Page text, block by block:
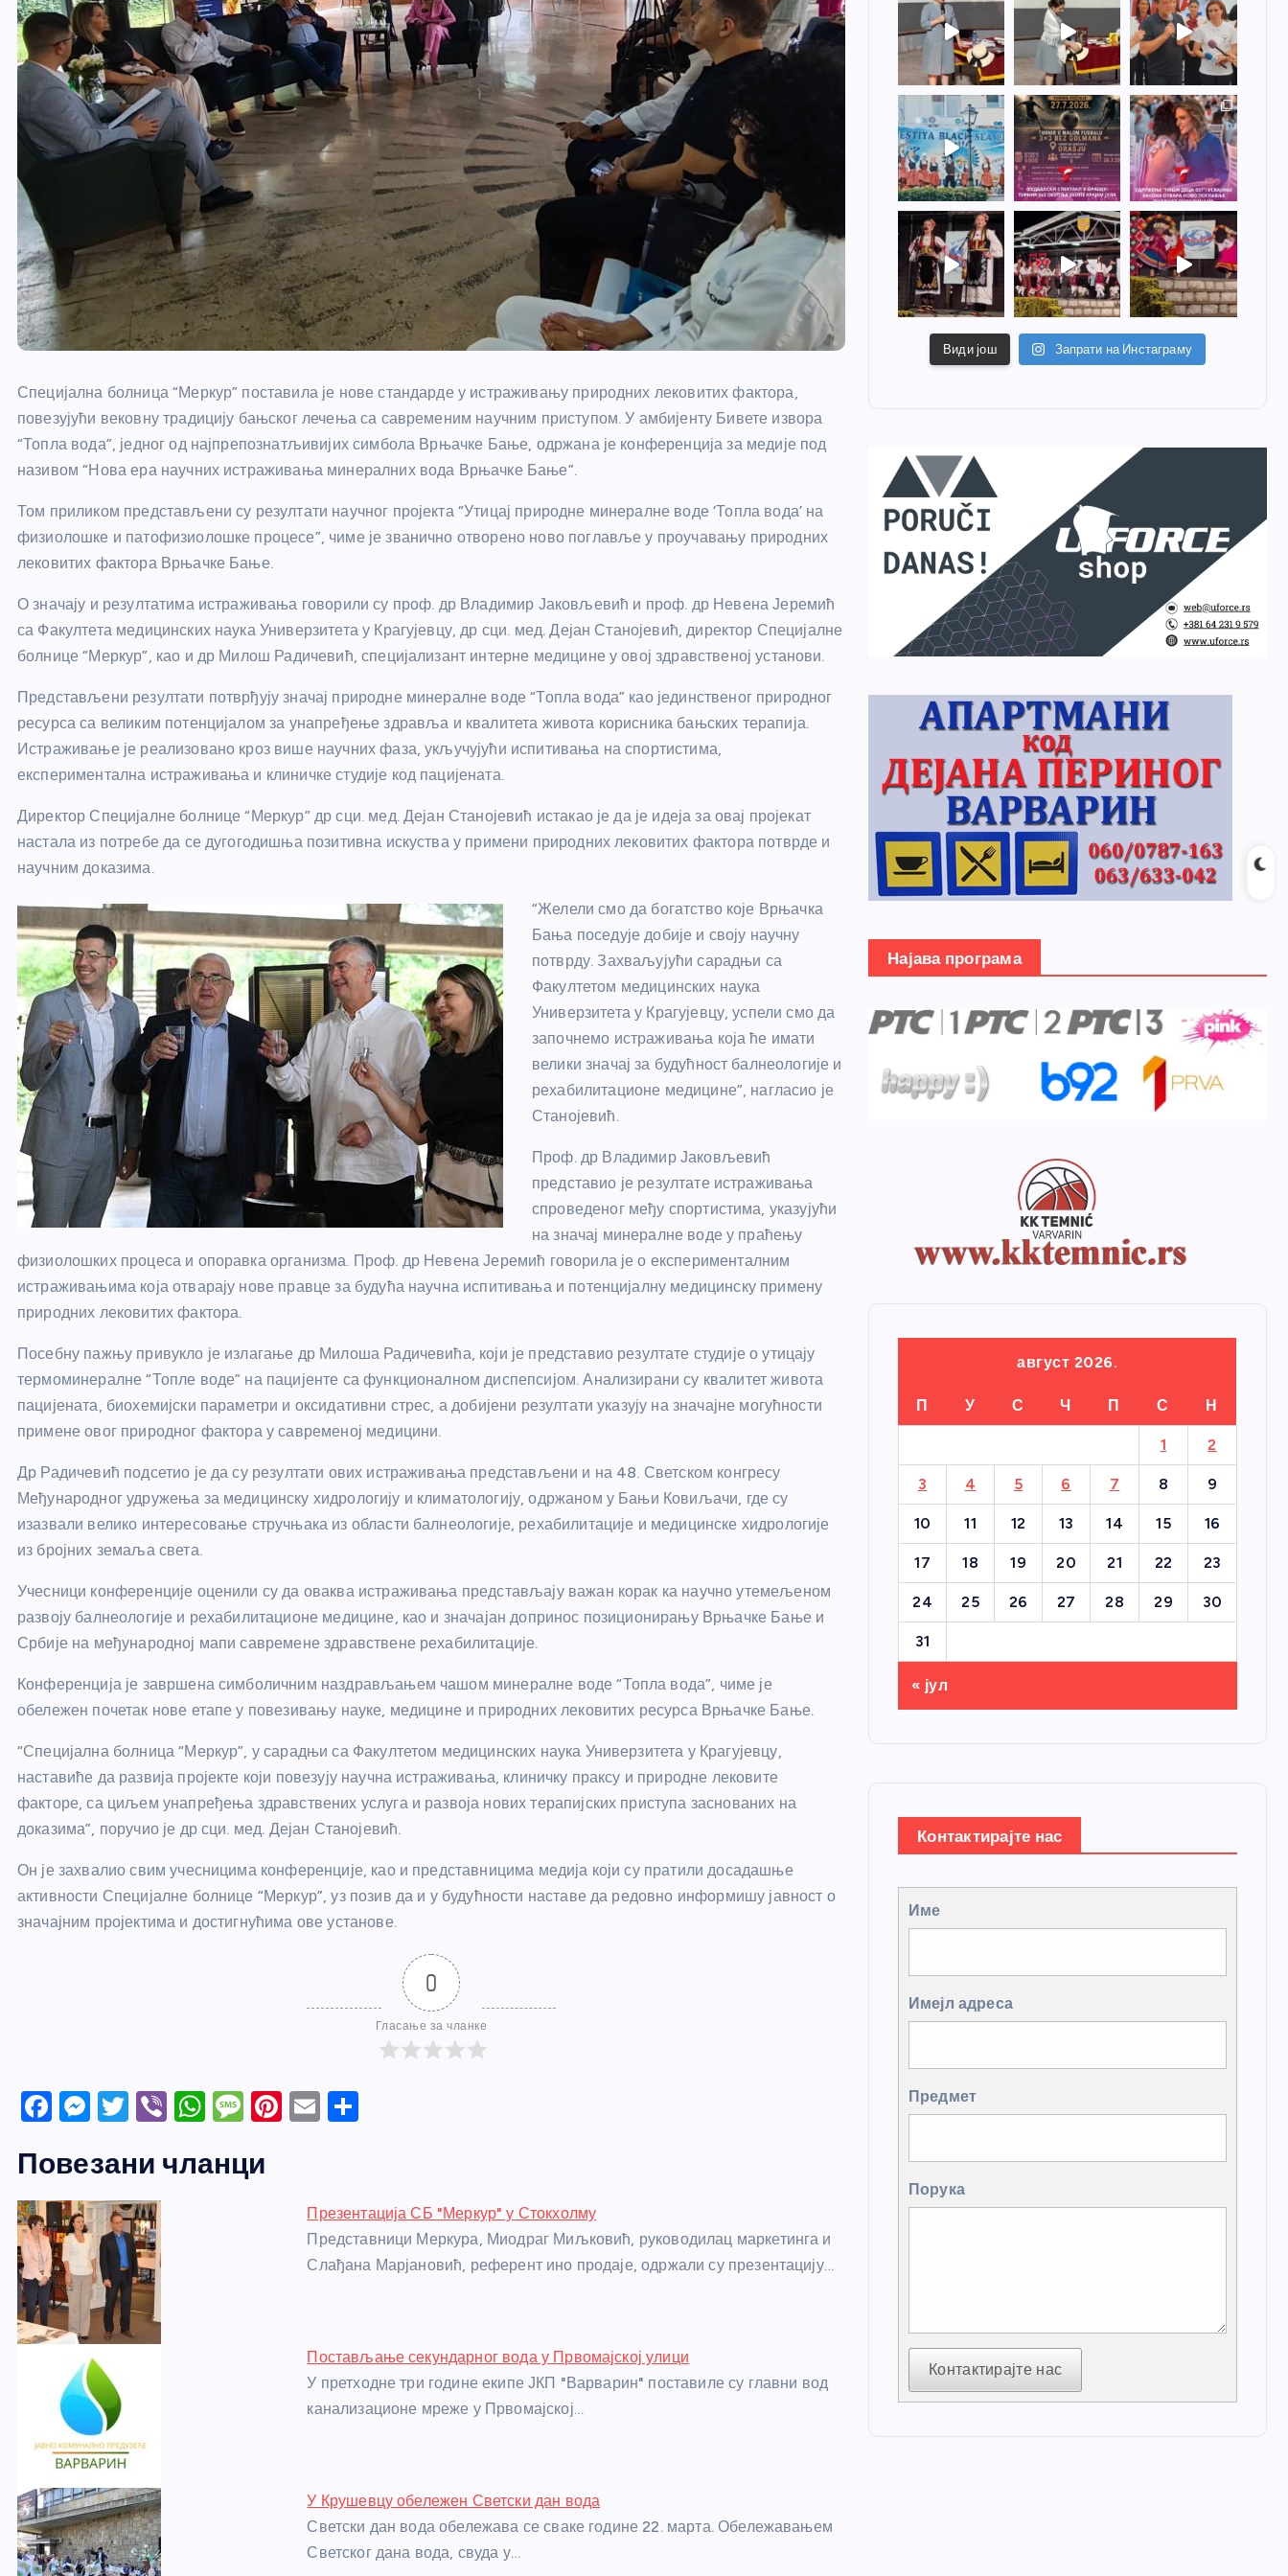
Специјална болница “Меркур” поставила је нове стандарде у истраживању природних лековитих фактора,
повезујући вековну традицију бањског лечења са савременим научним приступом. У амбијенту Бивете извора
“Топла вода”, једног од најпрепознатљивијих симбола Врњачке Бање, одржана је конференција за медије под
називом “Нова ера научних истраживања минералних вода Врњачке Бање”.
Том приликом представљени су резултати научног пројекта “Утицај природне минералне воде ‘Топла вода’ на
физиолошке и патофизиолошке процесе”, чиме је званично отворено ново поглавље у проучавању природних
лековитих фактора Врњачке Бање.
О значају и резултатима истраживања говорили су проф. др Владимир Јаковљевић и проф. др Невена Јеремић
са Факултета медицинских наука Универзитета у Крагујевцу, др сци. мед. Дејан Станојевић, директор Специјалне
болнице “Меркур”, као и др Милош Радичевић, специјализант интерне медицине у овој здравственој установи.
Представљени резултати потврђују значај природне минералне воде “Топла вода” као јединственог природног
ресурса са великим потенцијалом за унапређење здравља и квалитета живота корисника бањских терапија.
Истраживање је реализовано кроз више научних фаза, укључујући испитивања на спортистима,
експериментална истраживања и клиничке студије код пацијената.
Директор Специјалне болнице “Меркур” др сци. мед. Дејан Станојевић истакао је да је идеја за овај пројекат
настала из потребе да се дугогодишња позитивна искуства у примени природних лековитих фактора потврде и
научним доказима.
“Желели смо да богатство које Врњачка
Бања поседује добије и своју научну
потврду. Захваљујући сарадњи са
Факултетом медицинских наука
Универзитета у Крагујевцу, успели смо да
започнемо истраживања која ће имати
велики значај за будућност балнеологије и
рехабилитационе медицине”, нагласио је
Станојевић.
Проф. др Владимир Јаковљевић
представио је резултате истраживања
спроведеног међу спортистима, указујући
на значај минералне воде у праћењу
физиолошких процеса и опоравка организма. Проф. др Невена Јеремић говорила је о експерименталним
истраживањима која отварају нове правце за будућа научна испитивања и потенцијалну медицинску примену
природних лековитих фактора.
Посебну пажњу привукло је излагање др Милоша Радичевића, који је представио резултате студије о утицају
термоминералне “Топле воде” на пацијенте са функционалном диспепсијом. Анализирани су квалитет живота
пацијената, биохемијски параметри и оксидативни стрес, а добијени резултати указују на значајне могућности
примене овог природног фактора у савременој медицини.
Др Радичевић подсетио је да су резултати ових истраживања представљени и на 48. Светском конгресу
Међународног удружења за медицинску хидрологију и климатологију, одржаном у Бањи Ковиљачи, где су
изазвали велико интересовање стручњака из области балнеологије, рехабилитације и медицинске хидрологије
из бројних земаља света.
Учесници конференције оценили су да оваква истраживања представљају важан корак ка научно утемељеном
развоју балнеологије и рехабилитационе медицине, као и значајан допринос позиционирању Врњачке Бање и
Србије на међународној мапи савремене здравствене рехабилитације.
Конференција је завршена симболичним наздрављањем чашом минералне воде “Топла вода”, чиме је
обележен почетак нове етапе у повезивању науке, медицине и природних лековитих ресурса Врњачке Бање.
“Специјална болница “Меркур”, у сарадњи са Факултетом медицинских наука Универзитета у Крагујевцу,
наставиће да развија пројекте који повезују научна истраживања, клиничку праксу и природне лековите
факторе, са циљем унапређења здравствених услуга и развоја нових терапијских приступа заснованих на
доказима”, поручио је др сци. мед. Дејан Станојевић.
Он је захвалио свим учесницима конференције, као и представницима медија који су пратили досадашње
активности Специјалне болнице “Меркур”, уз позив да и у будућности наставе да редовно информишу јавност о
значајним пројектима и достигнућима ове установе.
0
Гласање за чланке
F
c
e
b
o
o
k
M
ss
e
n
g
er
T
itt
er
Vi
er
W
at
M
ss
Pi
st
E
Повезани чланци
Презентација СБ "Меркур" у Стокхолму
Представници Меркура, Миодраг Миљковић, руководилац маркетинга и
Слађана Марјановић, референт ино продаје, одржали су презентацију…
Постављање секундарног вода у Првомајској улици
У претходне три године екипе ЈКП "Варварин" поставиле су главни вод
канализационе мреже у Првомајској…
У Крушевцу обележен Светски дан вода
Светски дан вода обележава се сваке године 22. марта. Обележавањем
Светског дана вода, свуда у…
Види још Запрати на Инстаграму
Најава програма
август 2026.
П У С Ч П С Н
1 2
3 4 5 6 7 8 9
10 11 12 13 14 15 16
17 18 19 20 21 22 23
24 25 26 27 28 29 30
31
« јул
Контактирајте нас
Име
Имејл адреса
Предмет
Порука
Контактирајте нас